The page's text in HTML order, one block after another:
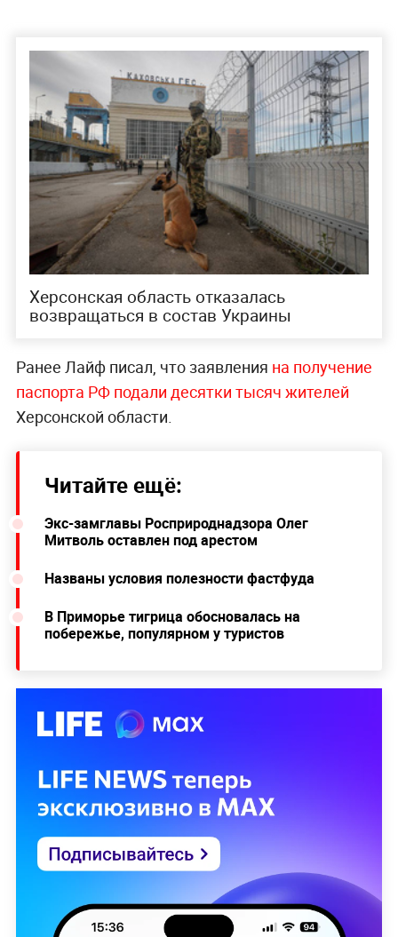
Херсонская область отказалась
возвращаться в состав Украины
Ранее Лайф писал, что заявления на получение
паспорта РФ подали десятки тысяч жителей
Херсонской области.
Читайте ещё:
Экс-замглавы Росприроднадзора Олег
Митволь оставлен под арестом
Названы условия полезности фастфуда
В Приморье тигрица обосновалась на
побережье, популярном у туристов